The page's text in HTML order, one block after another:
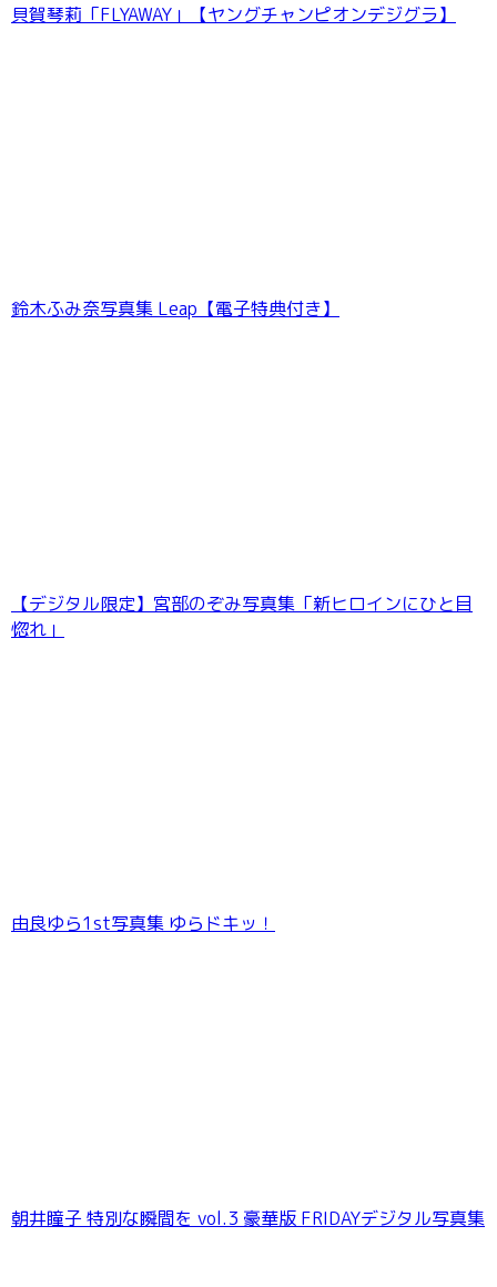
貝賀琴莉「FLYAWAY」【ヤングチャンピオンデジグラ】
鈴木ふみ奈写真集 Leap【電子特典付き】
【デジタル限定】宮部のぞみ写真集「新ヒロインにひと目
惚れ」
由良ゆら1st写真集 ゆらドキッ！
朝井瞳子 特別な瞬間を vol.3 豪華版 FRIDAYデジタル写真集